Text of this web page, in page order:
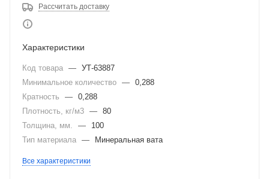
Рассчитать доставку
Характеристики
Код товара — УТ-63887
Минимальное количество — 0,288
Кратность
— 0,288
Плотность, кг/м3 — 80
Толщина, мм.
—
100
Тип материала — Минеральная вата
Все характеристики